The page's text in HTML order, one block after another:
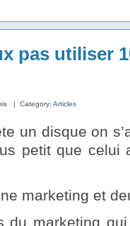
pas utiliser
| Category: Articles
un disque on
petit que celui
marketing et
du marketing